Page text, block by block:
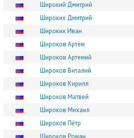
Широкий Дмитрий
Широких Дмитрий
Широких Иван
Широков Артём
Широков Артемий
Широков Виталий
Широков Кирилл
Широков Матвей
Широков Михаил
Широков Пётр
Широков Роман